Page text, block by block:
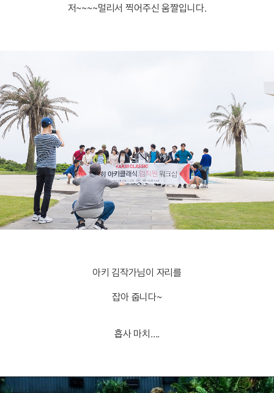
저~~~~멀리서 찍어주신 움짤입니다.
아키 김작가님이 자리를
잡아 줍니다~
흡사 마치....